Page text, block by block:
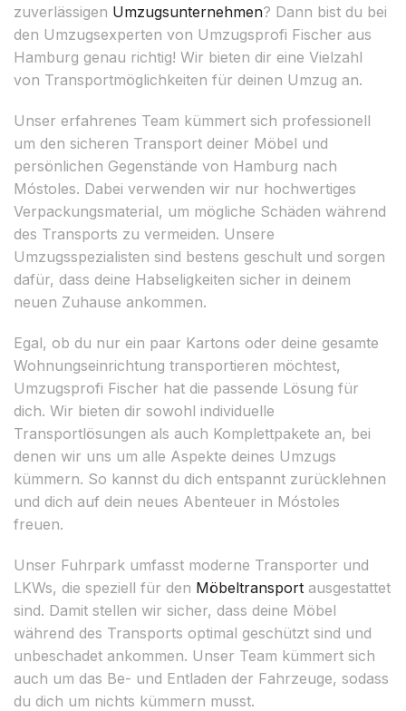
zuverlässigen Umzugsunternehmen? Dann bist du bei
den Umzugsexperten von Umzugsprofi Fischer aus
Hamburg genau richtig! Wir bieten dir eine Vielzahl
von Transportmöglichkeiten für deinen Umzug an.
Unser erfahrenes Team kümmert sich professionell
um den sicheren Transport deiner Möbel und
persönlichen Gegenstände von Hamburg nach
Móstoles. Dabei verwenden wir nur hochwertiges
Verpackungsmaterial, um mögliche Schäden während
des Transports zu vermeiden. Unsere
Umzugsspezialisten sind bestens geschult und sorgen
dafür, dass deine Habseligkeiten sicher in deinem
neuen Zuhause ankommen.
Egal, ob du nur ein paar Kartons oder deine gesamte
Wohnungseinrichtung transportieren möchtest,
Umzugsprofi Fischer hat die passende Lösung für
dich. Wir bieten dir sowohl individuelle
Transportlösungen als auch Komplettpakete an, bei
denen wir uns um alle Aspekte deines Umzugs
kümmern. So kannst du dich entspannt zurücklehnen
und dich auf dein neues Abenteuer in Móstoles
freuen.
Unser Fuhrpark umfasst moderne Transporter und
LKWs, die speziell für den Möbeltransport ausgestattet
sind. Damit stellen wir sicher, dass deine Möbel
während des Transports optimal geschützt sind und
unbeschadet ankommen. Unser Team kümmert sich
auch um das Be- und Entladen der Fahrzeuge, sodass
du dich um nichts kümmern musst.